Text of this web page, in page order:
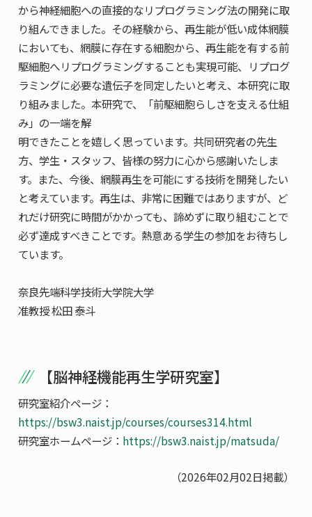
から神経細胞への直接的なリプログラミング法の開発に取
り組んできました。その経験から、再生能が低い成体網膜
においても、網膜に存在する細胞から、再生能を有する前
駆細胞へリプログラミングすることも実現可能、リプログ
ラミングに必要な遺伝子を同定したいと考え、本研究に取
り組みました。本研究で、「前駆細胞らしさを支える仕組
み」の一端を解
明できたことを嬉しく思っています。共同研究者の先生
方、学生・スタッフ、皆様の努力に心から感謝いたしま
す。また、今後、網膜再生を可能にする技術を開発したい
と考えています。再生は、非常に困難ではありますが、ど
れだけ研究に時間がかかっても、諦めずに取り組むことで
必ず達成すべきことです。熱意ある学生の参加をお待ちし
ています。
奈良先端科学技術大学院大学
准教授 松田 泰斗
【脳神経機能再生学研究室】
研究室紹介ページ：
https://bsw3.naist.jp/courses/courses314.html
研究室ホームページ： https://bsw3.naist.jp/matsuda/
（2026年02月02日掲載）